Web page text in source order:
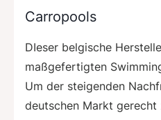
Carropools
DIeser belgische
maßgefertigten
Um der steigenden
deutschen Markt gerecht